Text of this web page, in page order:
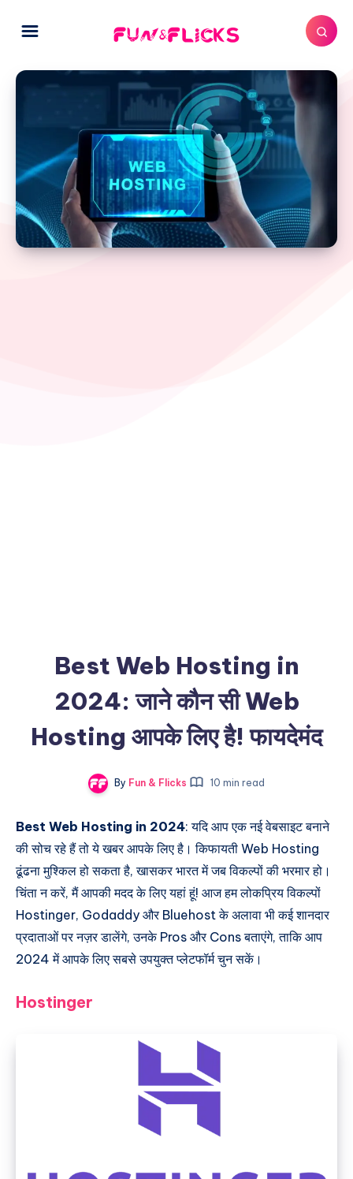
Best Web Hosting in
2024: जाने कौन सी Web
Hosting आपके लिए है! फायदेमंद
By Fun & Flicks 10 min read
Best Web Hosting in 2024: यदि आप एक नई वेबसाइट बनाने
की सोच रहे हैं तो ये खबर आपके लिए है। किफायती Web Hosting
ढूंढना मुश्किल हो सकता है, खासकर भारत में जब विकल्पों की भरमार हो।
चिंता न करें, मैं आपकी मदद के लिए यहां हूं! आज हम लोकप्रिय विकल्पों
Hostinger, Godaddy और Bluehost के अलावा भी कई शानदार
प्रदाताओं पर नज़र डालेंगे, उनके Pros और Cons बताएंगे, ताकि आप
2024 में आपके लिए सबसे उपयुक्त प्लेटफॉर्म चुन सकें।
Hostinger